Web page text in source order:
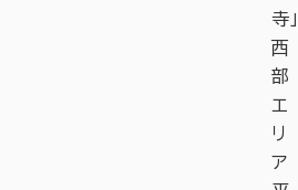
寺」
西
部
エ
リ
ア